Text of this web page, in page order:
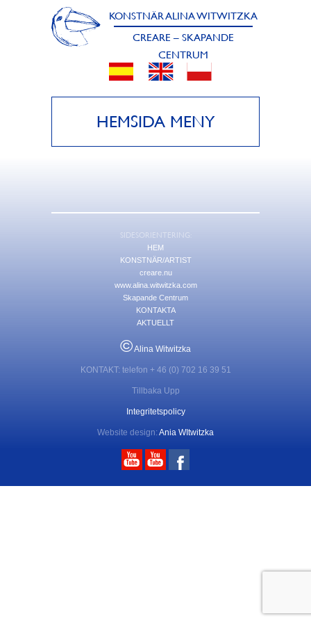
KONSTNÄR ALINA WITWITZKA
CREARE – SKAPANDE
CENTRUM
HEMSIDA MENY
SIDESORIENTERING:
HEM
KONSTNÄR/ARTIST
creare.nu
www.alina.witwitzka.com
Skapande Centrum
KONTAKTA
AKTUELLT
©Alina Witwitzka
KONTAKT: telefon + 46 (0) 702 16 39 51
Tillbaka Upp
Integritetspolicy
Website design:Ania WItwitzka